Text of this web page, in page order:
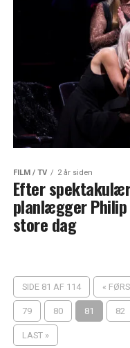
FILM / TV 2 år siden
Efter
planlægger
store dag
SIDE 81 AF 114 «
79 80 81 82
LAST »